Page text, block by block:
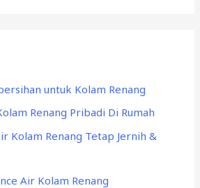
untuk Kolam Renang
Renang Pribadi Di Rumah
Kolam Renang Tetap Jernih &
Air Kolam Renang